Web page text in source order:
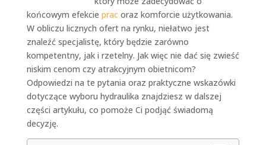
końcowym efekcie pracoraz komforcie użytkowania.
W obliczu licznych ofert na rynku, niełatwo jest
znaleźć specjalistę, który będzie zarówno
kompetentny, jak i rzetelny. Jak więc nie dać się zwieść
niskim cenom czy atrakcyjnym obietnicom?
Odpowiedzi na te pytania oraz praktyczne wskazówki
dotyczące wyboru hydraulika znajdziesz w dalszej
części artykułu, co pomoże Ci podjąć świadomą
decyzję.